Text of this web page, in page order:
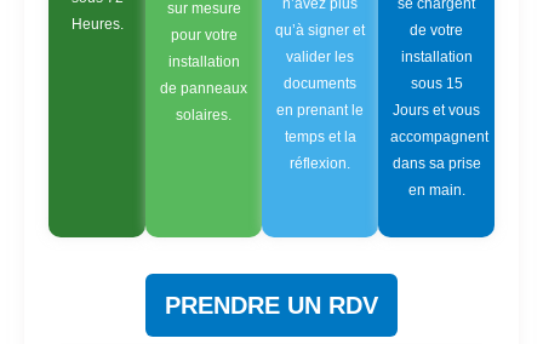
Heures.
sur mesure
pour votre
installation
de panneaux
solaires.
n’avez plus
qu’à signer et
valider les
documents
en prenant le
temps et la
réflexion.
se chargent
de votre
installation
sous 15
Jours et vous
accompagnent
dans sa prise
en main.
PRENDRE UN RDV